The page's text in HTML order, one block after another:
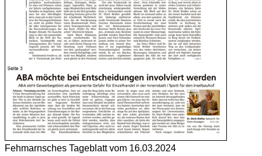
Fehmarnsches Tageblatt vom 16.03.2024